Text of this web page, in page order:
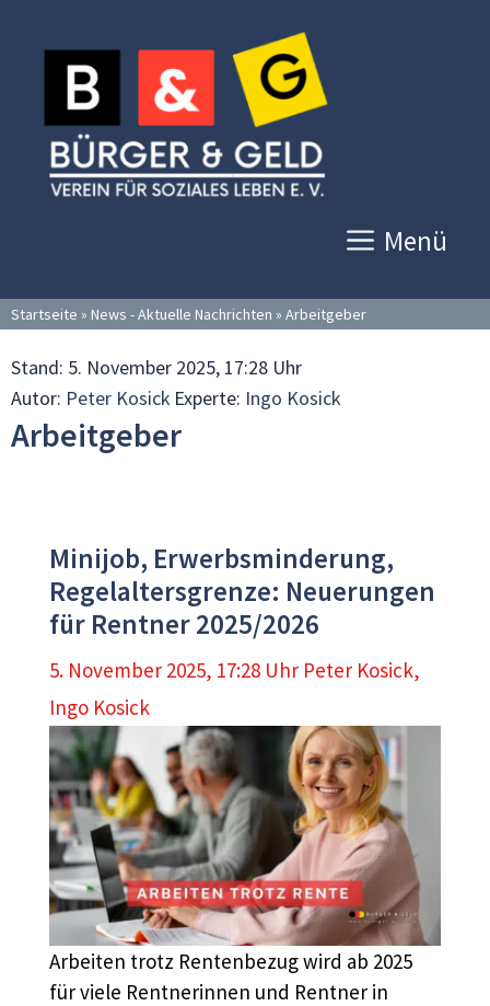
Inhalt
springen
Menü
Startseite » News - Aktuelle Nachrichten » Arbeitgeber
Stand: 5. November 2025, 17:28 Uhr
Autor: Peter Kosick Experte: Ingo Kosick
Arbeitgeber
Minijob, Erwerbsminderung,
Regelaltersgrenze: Neuerungen
für Rentner 2025/2026
5. November 2025, 17:28 Uhr Peter Kosick,
Ingo Kosick
Arbeiten trotz Rentenbezug wird ab 2025
für viele Rentnerinnen und Rentner in